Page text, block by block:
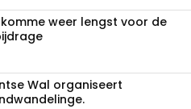
komme weer lengst voor de
Wal organiseert